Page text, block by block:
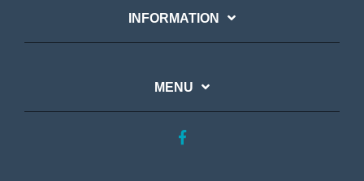
INFORMATION
MENU